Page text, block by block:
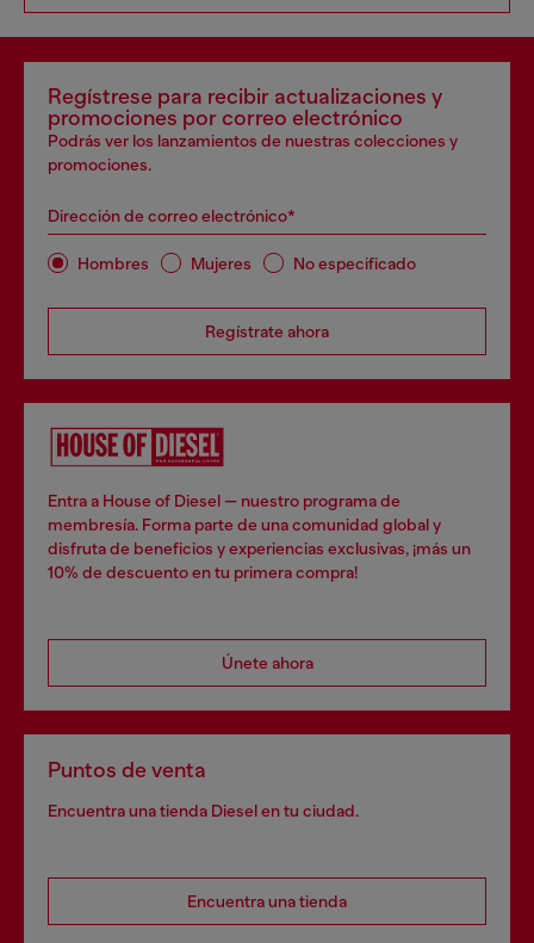
Regístrese para recibir actualizaciones y
promociones por correo electrónico
Podrás ver los lanzamientos de nuestras colecciones y
promociones.
Dirección de correo electrónico*
Hombres Mujeres No especificado
Regístrate ahora
Entra a House of Diesel — nuestro programa de
membresía. Forma parte de una comunidad global y
disfruta de beneficios y experiencias exclusivas, ¡más un
10% de descuento en tu primera compra!
Únete ahora
Puntos de venta
Encuentra una tienda Diesel en tu ciudad.
Encuentra una tienda